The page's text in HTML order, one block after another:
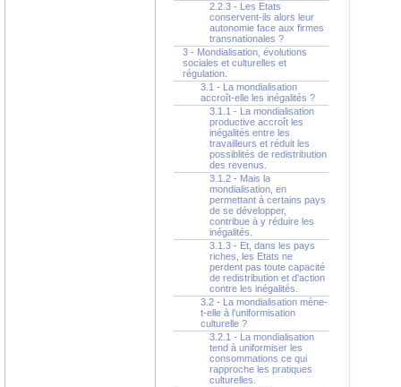
2.2.3 - Les Etats
conservent-ils alors leur
autonomie face aux firmes
transnationales ?
3 - Mondialisation, évolutions
sociales et culturelles et
régulation.
3.1 - La mondialisation
accroît-elle les inégalités ?
3.1.1 - La mondialisation
productive accroît les
inégalités entre les
travailleurs et réduit les
possiblités de redistribution
des revenus.
3.1.2 - Mais la
mondialisation, en
permettant à certains pays
de se développer,
contribue à y réduire les
inégalités.
3.1.3 - Et, dans les pays
riches, les Etats ne
perdent pas toute capacité
de redistribution et d'action
contre les inégalités.
3.2 - La mondialisation mène-
t-elle à l'uniformisation
culturelle ?
3.2.1 - La mondialisation
tend à uniformiser les
consommations ce qui
rapproche les pratiques
culturelles.